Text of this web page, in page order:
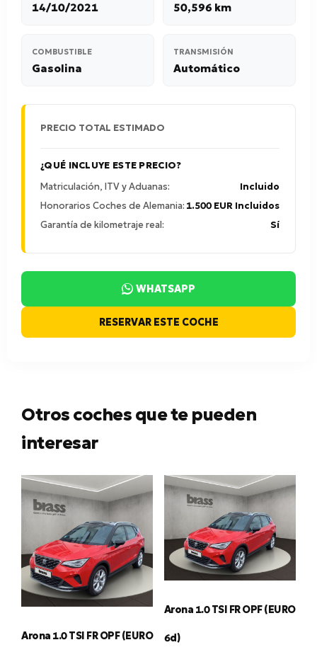
14/10/2021 50,596 km
COMBUSTIBLE
Gasolina
TRANSMISIÓN
Automático
PRECIO TOTAL ESTIMADO
¿QUÉ INCLUYE ESTE PRECIO?
Matriculación, ITV y Aduanas:
Incluido
Honorarios Coches de Alemania: 1.500 EUR Incluidos
Garantía de kilometraje real:
Sí
WHATSAPP
RESERVAR ESTE COCHE
Otros coches que te pueden
interesar
Arona 1.0 TSI FR OPF (EURO
Arona 1.0 TSI FR OPF (EURO
6d)